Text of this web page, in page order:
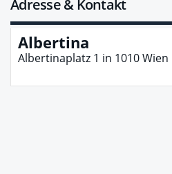
Adresse & Kontakt
Albertina
Albertinaplatz 1 in 1010Wien